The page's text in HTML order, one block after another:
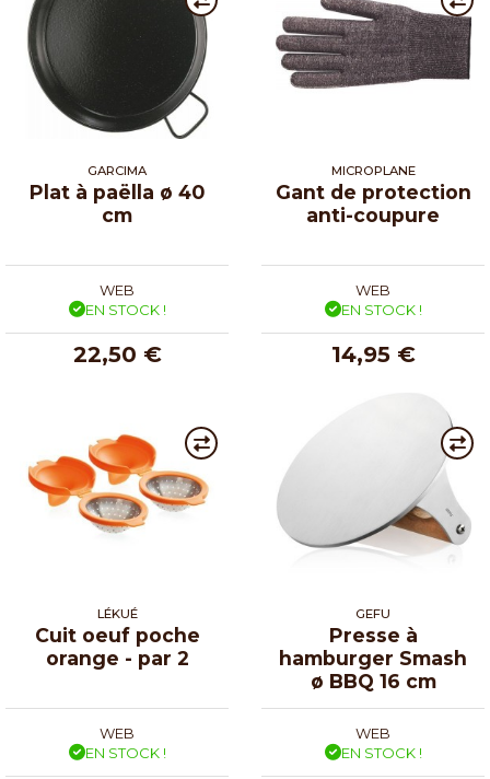
GARCIMA
Plat à paëlla ø 40
cm
WEB
EN STOCK !
22,50 €
MICROPLANE
Gant de protection
anti-coupure
WEB
EN STOCK !
14,95 €
LÉKUÉ
Cuit oeuf poche
orange - par 2
WEB
EN STOCK !
GEFU
Presse à
hamburger Smash
ø BBQ 16 cm
WEB
EN STOCK !